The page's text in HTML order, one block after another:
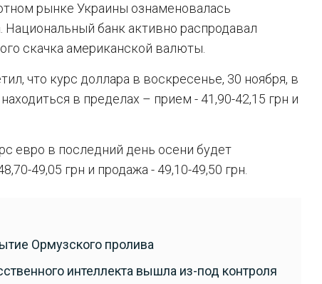
рынке Украины ознаменовалась
банк активно распродавал
скачка американской валюты.
что курс доллара в воскресенье, 30 ноября, в
в пределах – прием - 41,90-42,15 грн и
евро в последний день осени будет
49,05 грн и продажа - 49,10-49,50 грн.
Ормузского пролива
интеллекта вышла из-под контроля